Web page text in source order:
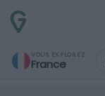
VOUS EXPLOREZ
France